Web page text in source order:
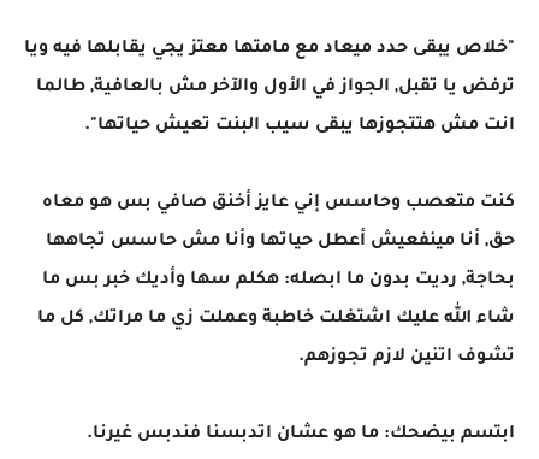
"خلاص يبقى حدد ميعاد مع مامتها معتز يجي يقابلها فيه ويا
ترفض يا تقبل, الجواز في الأول والآخر مش بالعافية, طالما
انت مش هتتجوزها يبقى سيب البنت تعيش حياتها".
كنت متعصب وحاسس إني عايز أخنق صافي بس هو معاه
حق, أنا مينفعيش أعطل حياتها وأنا مش حاسس تجاهها
بحاجة, رديت بدون ما ابصله: هكلم سها وأديك خبر بس ما
شاء الله عليك اشتغلت خاطبة وعملت زي ما مراتك, كل ما
تشوف اتنين لازم تجوزهم.
ابتسم بيضحك: ما هو عشان اتدبسنا فندبس غيرنا.